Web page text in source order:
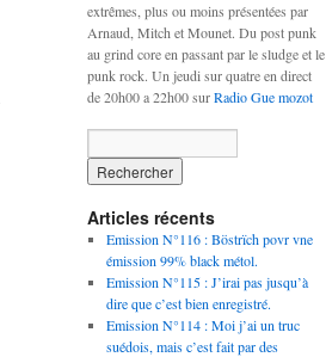
extrêmes, plus ou moins présentées par
Arnaud, Mitch et Mounet. Du post punk
au grind core en passant par le sludge et le
punk rock. Un jeudi sur quatre en direct
de 20h00 a 22h00 surRadio Gue mozot
Articles récents
Emission N°116 : Böstrïch povr vne
émission 99% black métol.
Emission N°115 : J’irai pas jusqu’à
dire que c’est bien enregistré.
Emission N°114 : Moi j’ai un truc
suédois, mais c’est fait par des